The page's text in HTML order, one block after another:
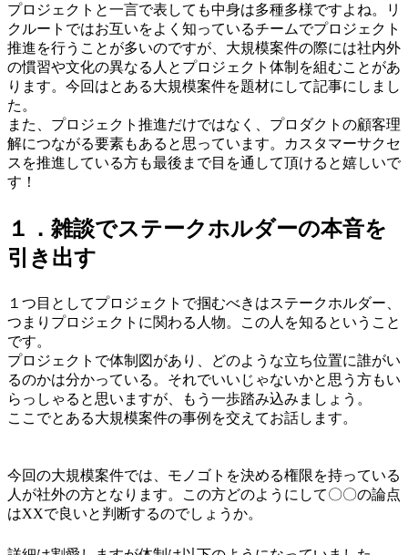
プロジェクトと一言で表しても中身は多種多様ですよね。リ
クルートではお互いをよく知っているチームでプロジェクト
推進を行うことが多いのですが、大規模案件の際には社内外
の慣習や文化の異なる人とプロジェクト体制を組むことがあ
ります。今回はとある大規模案件を題材にして記事にしまし
た。
また、プロジェクト推進だけではなく、プロダクトの顧客理
解につながる要素もあると思っています。カスタマーサクセ
スを推進している方も最後まで目を通して頂けると嬉しいで
す！
１．雑談でステークホルダーの本音を
引き出す
１つ目としてプロジェクトで掴むべきはステークホルダー、
つまりプロジェクトに関わる人物。この人を知るということ
です。
プロジェクトで体制図があり、どのような立ち位置に誰がい
るのかは分かっている。それでいいじゃないかと思う方もい
らっしゃると思いますが、もう一歩踏み込みましょう。
ここでとある大規模案件の事例を交えてお話します。
今回の大規模案件では、モノゴトを決める権限を持っている
人が社外の方となります。この方どのようにして〇〇の論点
はXXで良いと判断するのでしょうか。